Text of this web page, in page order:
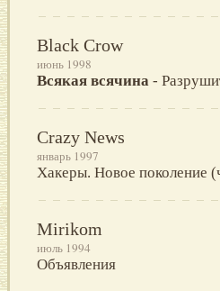
Black Crow
июнь 1998
Всякая всячина -
Crazy News
январь 1997
Хакеры. Новое поколение
Mirikom
июль 1994
Объявления